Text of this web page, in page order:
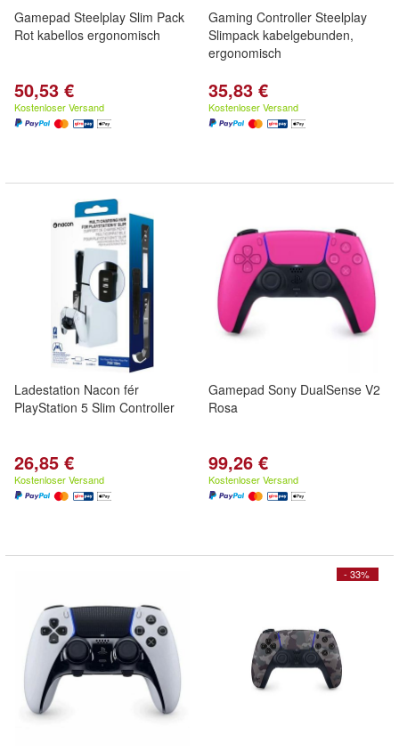
Gamepad Steelplay Slim Pack
Rot kabellos ergonomisch
50,53 €
Kostenloser Versand
Gaming Controller Steelplay
Slimpack kabelgebunden,
ergonomisch
35,83 €
Kostenloser Versand
Ladestation Nacon fér
PlayStation 5 Slim Controller
26,85 €
Kostenloser Versand
Gamepad Sony DualSense V2
Rosa
99,26 €
Kostenloser Versand
- 33%